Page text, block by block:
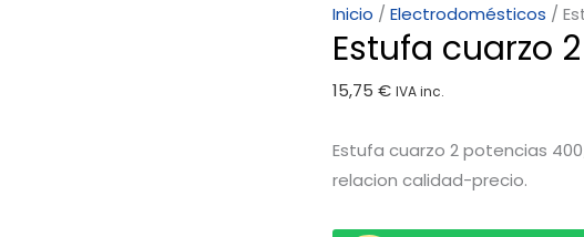
Inicio /Electrodomésticos /
Estufa cuarzo
15,75€ IVA inc.
Estufa cuarzo 2 potencias
relacion calidad-precio.
Estufa
cuarzo
potencias
cantidad